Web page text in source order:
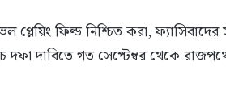
প্লেয়িং ফিল্ড নিশ্চিত করা,
দাবিতে গত সেপ্টেম্বর থেকে